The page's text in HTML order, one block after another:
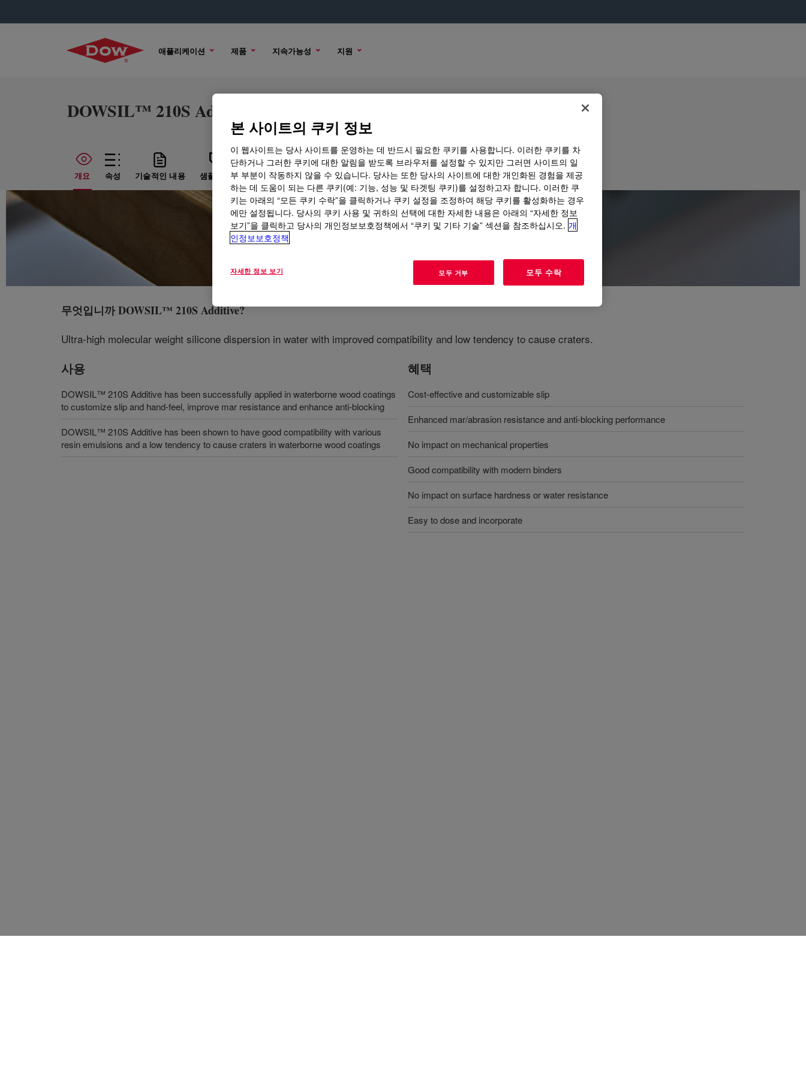
애플리케이션 제품 지속가능성 지원
DOWSIL™ 210S Additive
개요 속성 기술적인 내용 샘플 옵션 구매 옵션
무엇입니까DOWSIL™ 210S Additive?
Ultra-high molecular weight silicone dispersion in water with improved compatibility and low tendency to cause craters.
사용
DOWSIL™ 210S Additive has been successfully applied in waterborne wood coatings
to customize slip and hand-feel, improve mar resistance and enhance anti-blocking
DOWSIL™ 210S Additive has been shown to have good compatibility with various
resin emulsions and a low tendency to cause craters in waterborne wood coatings
혜택
Cost-effective and customizable slip
Enhanced mar/abrasion resistance and anti-blocking performance
No impact on mechanical properties
Good compatibility with modern binders
No impact on surface hardness or water resistance
Easy to dose and incorporate
본 사이트의 쿠키 정보
이 웹사이트는 당사 사이트를 운영하는 데 반드시 필요한 쿠키를 사용합니다. 이러한 쿠키를 차
단하거나 그러한 쿠키에 대한 알림을 받도록 브라우저를 설정할 수 있지만 그러면 사이트의 일
부 부분이 작동하지 않을 수 있습니다. 당사는 또한 당사의 사이트에 대한 개인화된 경험을 제공
하는 데 도움이 되는 다른 쿠키(예: 기능, 성능 및 타겟팅 쿠키)를 설정하고자 합니다. 이러한 쿠
키는 아래의 “모든 쿠키 수락”을 클릭하거나 쿠키 설정을 조정하여 해당 쿠키를 활성화하는 경우
에만 설정됩니다. 당사의 쿠키 사용 및 귀하의 선택에 대한 자세한 내용은 아래의 “자세한 정보
보기”을 클릭하고 당사의 개인정보보호정책에서 “쿠키 및 기타 기술” 섹션을 참조하십시오. 개
인정보보호정책
자세한 정보 보기 모두 거부 모두 수락